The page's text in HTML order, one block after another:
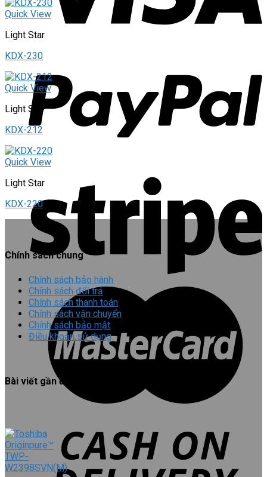
Quick View
Light Star
KDX-230
Quick View
Light Star
KDX-212
Quick View
Light Star
KDX-220
Chính sách chung
Chính sách bảo hành
Chính sách đổi trả
Chính sách thanh toán
Chính sách vận chuyển
Chính sách bảo mật
Điều khoản sử dụng
Bài viết gần đây